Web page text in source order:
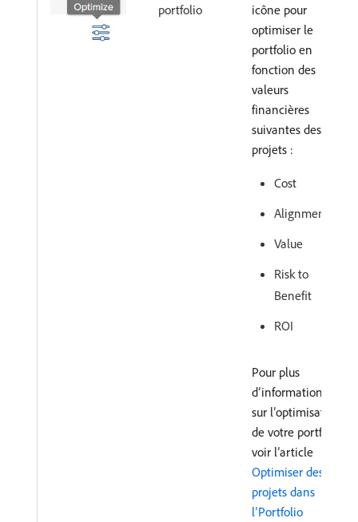
portfolio
icône pour
optimiser le
portfolio en
fonction des
valeurs
financières
suivantes des
projets :
Cost
Alignment
Value
Risk to
Benefit
ROI
Pour plus
d’informations
sur l’optimisation
de votre portfolio,
voir l’article
Optimiser des
projets dans
l’Portfolio